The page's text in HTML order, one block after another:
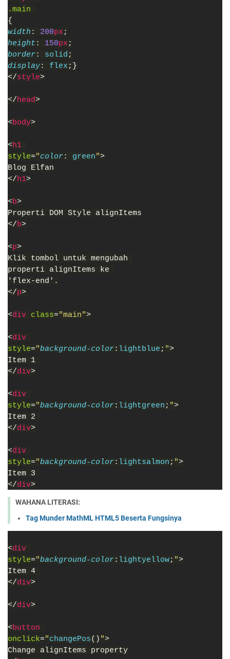
.main
{
width : 200px ;
height : 150px ;
border: solid ;
display: flex ;}
</style>
</head>
<body>
<h1
style="color: green">
Blog Elfan
</h1>
<b>
Properti DOM Style alignItems
</b>
<p>
Klik tombol untuk mengubah
properti alignItems ke
'flex-end'.
</p>
<div class="main">
<div
style="background-color: lightblue ; ">
Item 1
</div>
<div
style="background-color: lightgreen ; ">
Item 2
</div>
<div
style="background-color: lightsalmon ; ">
Item 3
</div>
WAHANA LITERASI:
Tag Munder MathML HTML5 Beserta Fungsinya
<div
style="background-color: lightyellow; ">
Item 4
</div>
</div>
<button
onclick="changePos() ">
Change alignItems property